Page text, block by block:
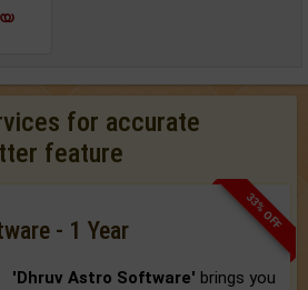
for accurate
feature
33% OFF
- 1 Year
'Dhruv Astro Software' brings you